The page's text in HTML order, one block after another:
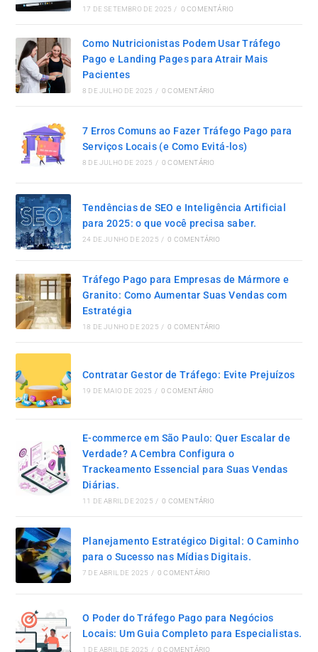
17 DE SETEMBRO DE 2025 / 0 COMENTÁRIO
Como Nutricionistas Podem Usar Tráfego
Pago e Landing Pages para Atrair Mais
Pacientes
8 DE JULHO DE 2025 / 0 COMENTÁRIO
7 Erros Comuns ao Fazer Tráfego Pago para
Serviços Locais (e Como Evitá-los)
8 DE JULHO DE 2025 / 0 COMENTÁRIO
Tendências de SEO e Inteligência Artificial
para 2025: o que você precisa saber.
24 DE JUNHO DE 2025 / 0 COMENTÁRIO
Tráfego Pago para Empresas de Mármore e
Granito: Como Aumentar Suas Vendas com
Estratégia
18 DE JUNHO DE 2025 / 0 COMENTÁRIO
Contratar Gestor de Tráfego: Evite Prejuízos
19 DE MAIO DE 2025 / 0 COMENTÁRIO
E-commerce em São Paulo: Quer Escalar de
Verdade? A Cembra Configura o
Trackeamento Essencial para Suas Vendas
Diárias.
11 DE ABRIL DE 2025 / 0 COMENTÁRIO
Planejamento Estratégico Digital: O Caminho
para o Sucesso nas Mídias Digitais.
7 DE ABRIL DE 2025 / 0 COMENTÁRIO
O Poder do Tráfego Pago para Negócios
Locais: Um Guia Completo para Especialistas.
1 DE ABRIL DE 2025 / 0 COMENTÁRIO